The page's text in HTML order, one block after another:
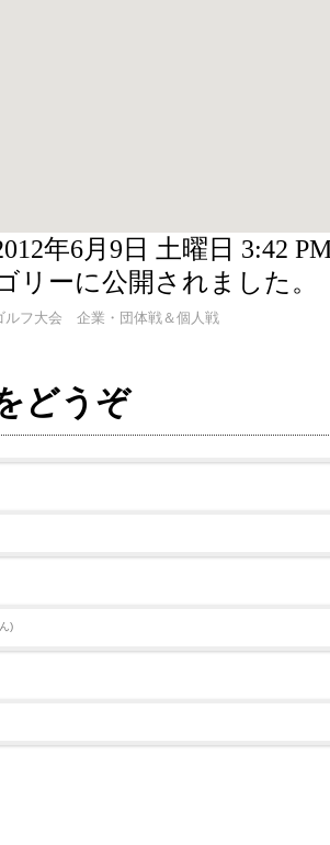
年6月9日 土曜日 3:42
リーに公開されました。
ルフ大会 企業・団体戦＆個人戦
どうぞ
)